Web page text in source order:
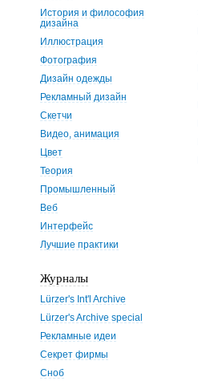
История и философия
дизайна
Иллюстрация
Фотография
Дизайн одежды
Рекламный дизайн
Скетчи
Видео, анимация
Цвет
Теория
Промышленный
Веб
Интерфейс
Лучшие практики
Журналы
Lürzer's Int'l Archive
Lürzer's Archive special
Рекламные идеи
Секрет фирмы
Сноб